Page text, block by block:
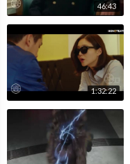
46:43
1:32:22